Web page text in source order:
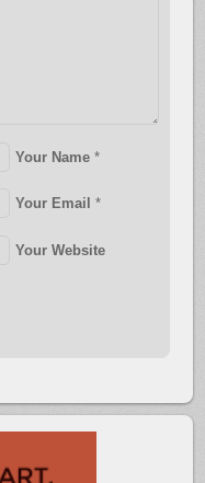
Your Name *
Your Email *
Your Website